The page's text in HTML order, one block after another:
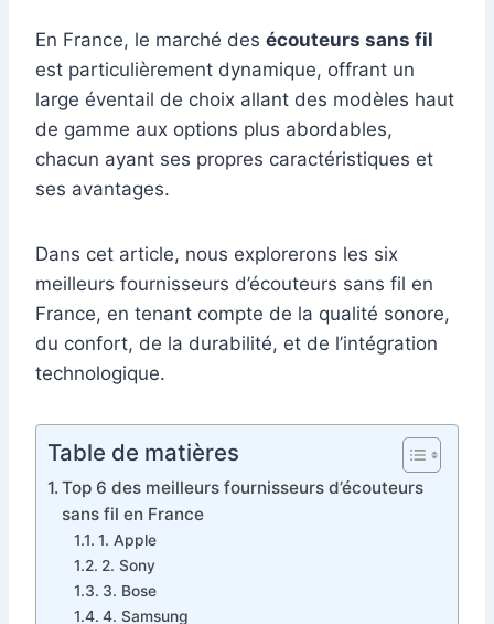
En France, le marché des écouteurs sans fil
est particulièrement dynamique, offrant un
large éventail de choix allant des modèles haut
de gamme aux options plus abordables,
chacun ayant ses propres caractéristiques et
ses avantages.
Dans cet article, nous explorerons les six
meilleurs fournisseurs d’écouteurs sans fil en
France, en tenant compte de la qualité sonore,
du confort, de la durabilité, et de l’intégration
technologique.
Table de matières
Top 6 des meilleurs fournisseurs d’écouteurs
sans fil en France
1. Apple
2. Sony
3. Bose
4. Samsung